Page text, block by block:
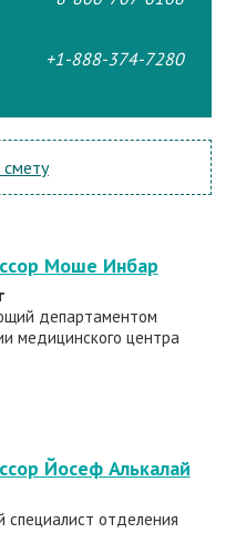
+1-888-374-7280
Моше Инбар
департаментом
медицинского центра
Йосеф Алькалай
специалист отделения